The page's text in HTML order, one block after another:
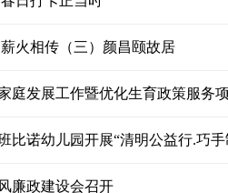
火相传（三）颜昌颐故居
庭发展工作暨优化生育政策服务
比诺幼儿园开展“清明公益行.巧
廉政建设会召开